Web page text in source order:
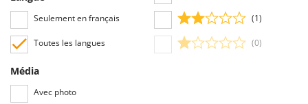
Sunseeker
T
Tecla
Seulement en français
Toutes les langues
Média
Avec photo
(1)
(0)